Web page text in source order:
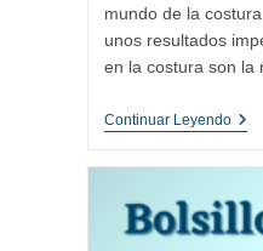
mundo de la
unos resultados
en la costura son la
Continuar Leyendo